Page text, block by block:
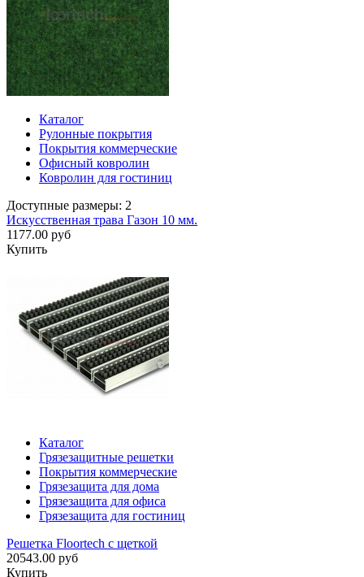
Каталог
Рулонные покрытия
Покрытия коммерческие
Офисный ковролин
Ковролин для гостиниц
Доступные размеры: 2
Искусственная трава Газон 10 мм.
1177.00 руб
Купить
Каталог
Грязезащитные решетки
Покрытия коммерческие
Грязезащита для дома
Грязезащита для офиса
Грязезащита для гостиниц
Решетка Floortech с щеткой
20543.00 руб
Купить